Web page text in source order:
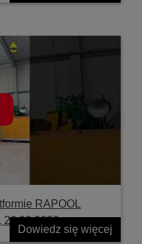
RAPOOL
26.03.2026
Dowiedz się więcej